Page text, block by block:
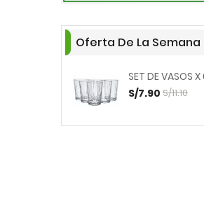
Oferta De La Semana
S/7.90 S/11.10